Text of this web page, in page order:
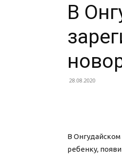
В
28.08.2020
В
ребенку,